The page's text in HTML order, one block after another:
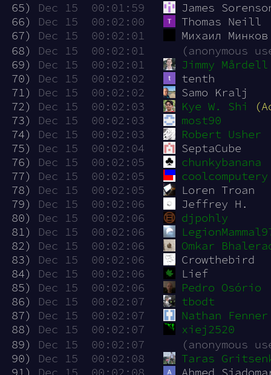
65)
Dec 15  00:01:59
James
66)
Dec 15  00:02:00
Thomas Neill
67)
Dec 15  00:02:01
Михаил
68)
Dec 15  00:02:01
(anonymous
69)
Dec 15  00:02:01
Jimmy Mårdell
70)
Dec 15  00:02:02
tenth
71)
Dec 15  00:02:02
Samo Kralj
72)
Dec 15  00:02:03 Kye W. Shi
73)
Dec 15  00:02:03
most90
74)
Dec 15  00:02:03
Robert Usher
75)
Dec 15  00:02:04
SeptaCube
76)
Dec 15  00:02:05
chunkybanana
77)
Dec 15  00:02:05
coolcomputery
78)
Dec 15  00:02:05
Loren Troan
79)
Dec 15  00:02:06
Jeffrey H.
80)
Dec 15  00:02:06
djpohly
81)
Dec 15  00:02:06
82)
Dec 15  00:02:06
Omkar
83)
Dec 15  00:02:06
Crowthebird
84)
Dec 15  00:02:06
Lief
85)
Dec 15  00:02:06
Pedro Osório
86)
Dec 15  00:02:07
tbodt
87)
Dec 15  00:02:07
Nathan Fenner
88)
Dec 15  00:02:07
xiej2520
89)
Dec 15  00:02:07
(anonymous
90)
Dec 15  00:02:08
Taras